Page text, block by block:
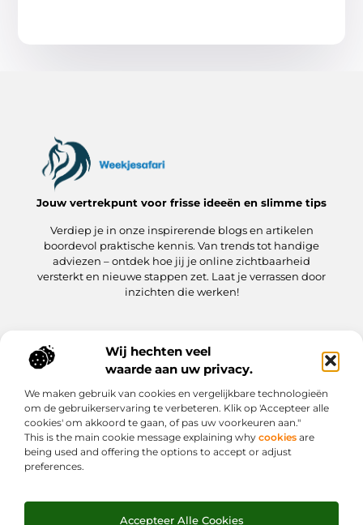
Wij hechten veel
waarde aan uw privacy.
We maken gebruik van cookies en vergelijkbare technologieën
om de gebruikerservaring te verbeteren. Klik op 'Accepteer alle
cookies' om akkoord te gaan, of pas uw voorkeuren aan."
This is the main cookie message explaining why cookies are
being used and offering the options to accept or adjust
preferences.
Accepteer Alle Cookies
Jouw vertrekpunt voor frisse ideeën en slimme tips
Verdiep je in onze inspirerende blogs en artikelen
boordevol praktische kennis. Van trends tot handige
adviezen – ontdek hoe jij je online zichtbaarheid
versterkt en nieuwe stappen zet. Laat je verrassen door
inzichten die werken!
Onze informatie
Bericht categorie